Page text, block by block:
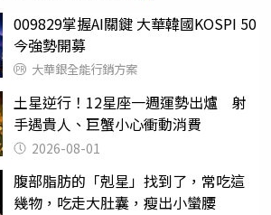
009829掌握AI關鍵 大華韓國KOSPI 50
今強勢開募
大華銀全能行銷方案
土星逆行！12星座一週運勢出爐 射
手遇貴人、巨蟹小心衝動消費
2026-08-01
腹部脂肪的「剋星」找到了，常吃這
幾物，吃走大肚囊，瘦出小蠻腰